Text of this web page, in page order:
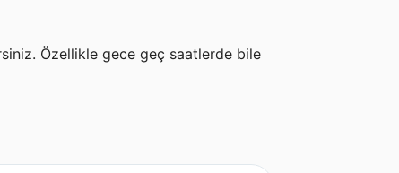
Özellikle gece geç saatlerde bile